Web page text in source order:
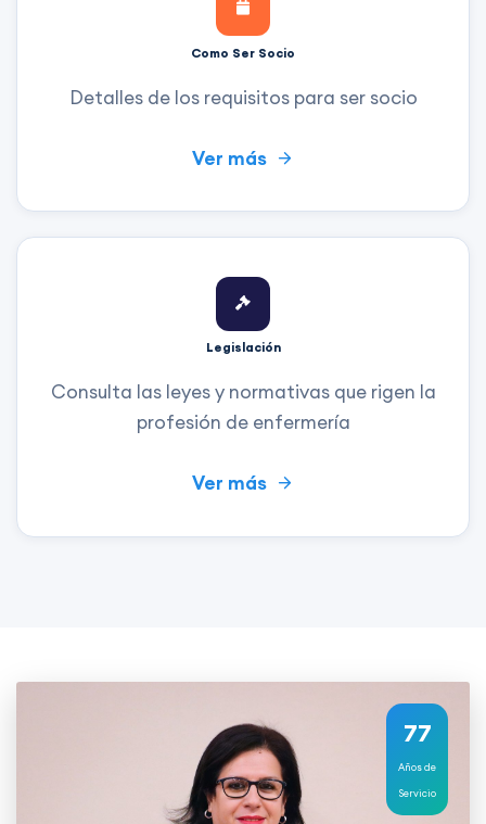
Como Ser Socio
Detalles de los requisitos para ser socio
Ver más
Legislación
Consulta las leyes y normativas que rigen la
profesión de enfermería
Ver más
77
Años de
Servicio